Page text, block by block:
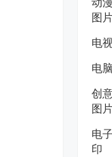
图
电
电
创
图
电
印